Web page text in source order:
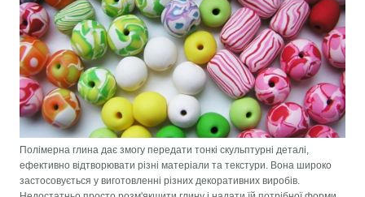
Полімерна глина дає змогу передати тонкі скульптурні деталі,
ефективно відтворювати різні матеріали та текстури. Вона широко
застосовується у виготовленні різних декоративних виробів.